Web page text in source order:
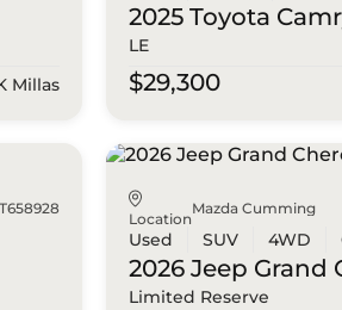
Millas
2025 Toyota
LE
$29,300
Location
Mazda Cumming
Used SUV 4WD
2026 Jeep Grand
Limited Reserve